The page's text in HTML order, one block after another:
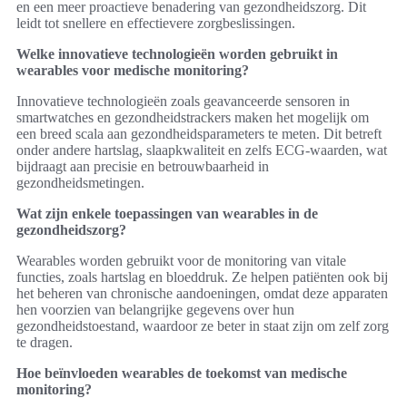
en een meer proactieve benadering van gezondheidszorg. Dit
leidt tot snellere en effectievere zorgbeslissingen.
Welke innovatieve technologieën worden gebruikt in
wearables voor medische monitoring?
Innovatieve technologieën zoals geavanceerde sensoren in
smartwatches en gezondheidstrackers maken het mogelijk om
een breed scala aan gezondheidsparameters te meten. Dit betreft
onder andere hartslag, slaapkwaliteit en zelfs ECG-waarden, wat
bijdraagt aan precisie en betrouwbaarheid in
gezondheidsmetingen.
Wat zijn enkele toepassingen van wearables in de
gezondheidszorg?
Wearables worden gebruikt voor de monitoring van vitale
functies, zoals hartslag en bloeddruk. Ze helpen patiënten ook bij
het beheren van chronische aandoeningen, omdat deze apparaten
hen voorzien van belangrijke gegevens over hun
gezondheidstoestand, waardoor ze beter in staat zijn om zelf zorg
te dragen.
Hoe beïnvloeden wearables de toekomst van medische
monitoring?